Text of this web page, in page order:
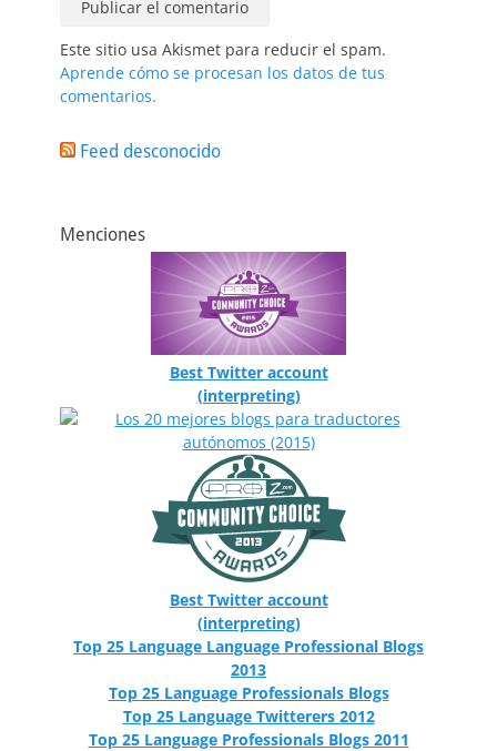
Este sitio usa Akismet para reducir el spam.
Aprende cómo se procesan los datos de tus
comentarios.
Feed desconocido
Menciones
Best Twitter account
(interpreting)
Best Twitter account
(interpreting)
Top 25 Language Language Professional Blogs
2013
Top 25 Language Professionals Blogs
Top 25 Language Twitterers 2012
Top 25 Language Professionals Blogs 2011